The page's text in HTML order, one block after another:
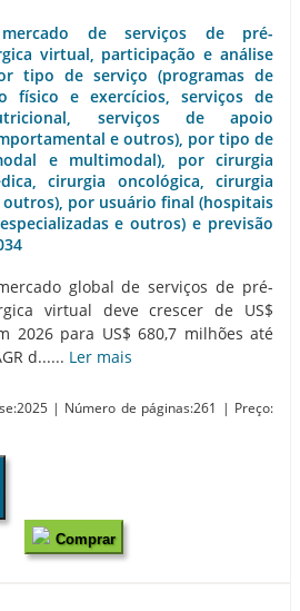
de serviços de pré-
virtual, participação e análise
tipo de serviço (programas de
físico e exercícios, serviços de
serviços de apoio
e outros), por tipo de
e multimodal), por cirurgia
cirurgia oncológica, cirurgia
por usuário final (hospitais
e outros) e previsão
global de serviços de pré-
virtual deve crescer de US$
2026 para US$ 680,7 milhões até
d...... Ler mais
| Número de páginas:261
| Preço:
Comprar